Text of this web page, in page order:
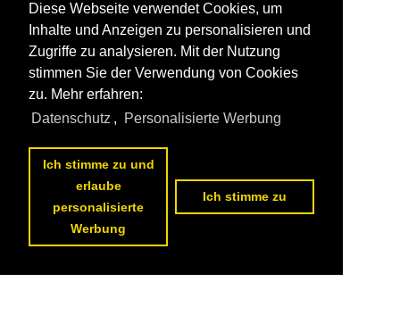
Diese Webseite verwendet Cookies, um
Inhalte und Anzeigen zu personalisieren und
Zugriffe zu analysieren. Mit der Nutzung
stimmen Sie der Verwendung von Cookies
zu. Mehr erfahren:
Datenschutz , Personalisierte Werbung
Ich stimme zu und
erlaube
personalisierte
Werbung
Ich stimme zu